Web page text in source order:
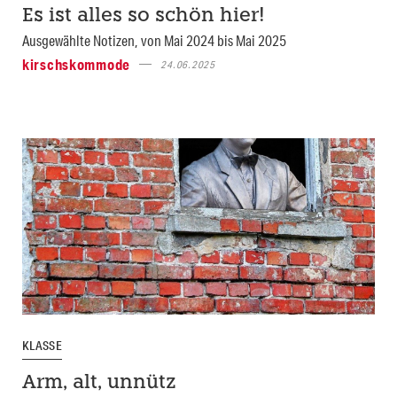
Es ist alles so schön hier!
Ausgewählte Notizen, von Mai 2024 bis Mai 2025
kirschskommode
24.06.2025
KLASSE
Arm, alt, unnütz